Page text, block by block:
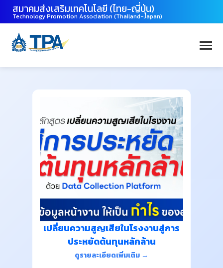
สมาคมส่งเสริมเทคโนโลยี (ไทย-ญี่ปุ่น)
Technology Promotion Association (Thailand-Japan)
เปลี่ยนความสูญเสียในโรงงานสู่การ
ประหยัดต้นทุนหลักล้าน
ดูรายละเอียดเพิ่มเติม →